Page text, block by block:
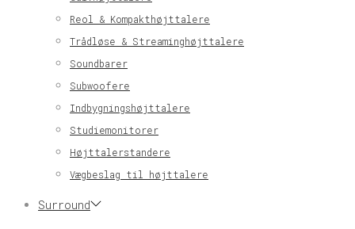
Reol & Kompakthøjttalere
Trådløse & Streaminghøjttalere
Soundbarer
Subwoofere
Indbygningshøjttalere
Studiemonitorer
Højttalerstandere
Vægbeslag til højttalere
Surround